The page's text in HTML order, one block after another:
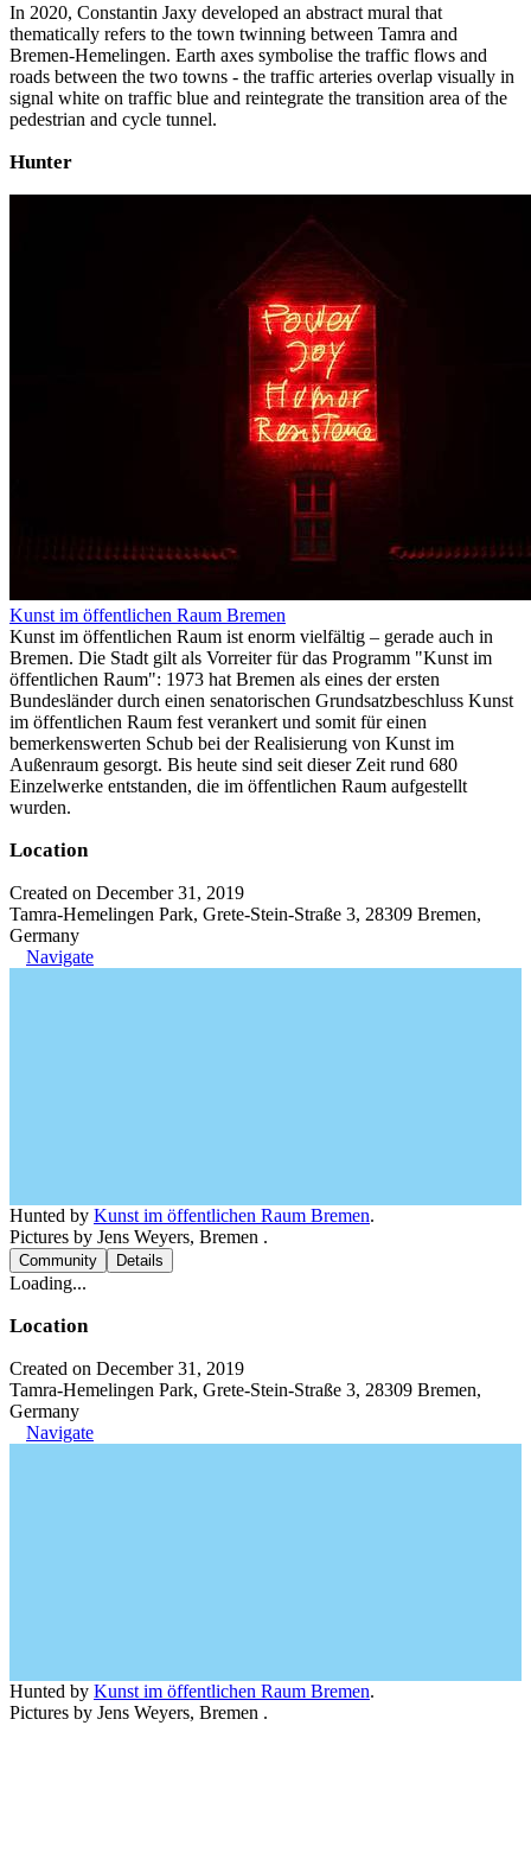
In 2020, Constantin Jaxy developed an abstract mural that
thematically refers to the town twinning between Tamra and
Bremen-Hemelingen. Earth axes symbolise the traffic flows and
roads between the two towns - the traffic arteries overlap visually in
signal white on traffic blue and reintegrate the transition area of the
pedestrian and cycle tunnel.
Hunter
Kunst im öffentlichen Raum Bremen
Kunst im öffentlichen Raum ist enorm vielfältig – gerade auch in
Bremen. Die Stadt gilt als Vorreiter für das Programm "Kunst im
öffentlichen Raum": 1973 hat Bremen als eines der ersten
Bundesländer durch einen senatorischen Grundsatzbeschluss Kunst
im öffentlichen Raum fest verankert und somit für einen
bemerkenswerten Schub bei der Realisierung von Kunst im
Außenraum gesorgt. Bis heute sind seit dieser Zeit rund 680
Einzelwerke entstanden, die im öffentlichen Raum aufgestellt
wurden.
Location
Created on December 31, 2019
Tamra-Hemelingen Park, Grete-Stein-Straße 3, 28309 Bremen,
Germany
Navigate
Hunted by Kunst im öffentlichen Raum Bremen.
Pictures by Jens Weyers, Bremen .
Community Details
Loading...
Location
Created on December 31, 2019
Tamra-Hemelingen Park, Grete-Stein-Straße 3, 28309 Bremen,
Germany
Navigate
Hunted by Kunst im öffentlichen Raum Bremen.
Pictures by Jens Weyers, Bremen .